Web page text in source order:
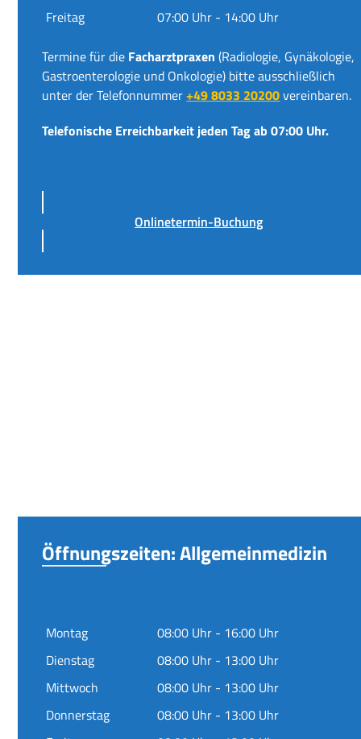
Freitag
07:00 Uhr - 14:00 Uhr
Termine für die Facharztpraxen (Radiologie, Gynäkologie,
Gastroenterologie und Onkologie) bitte ausschließlich
unter der Telefonnummer+49 8033 20200vereinbaren.
Telefonische Erreichbarkeit jeden Tag ab 07:00 Uhr.
Onlinetermin-Buchung
Öffnungszeiten: Allgemeinmedizin
Montag
08:00 Uhr - 16:00 Uhr
Dienstag
08:00 Uhr - 13:00 Uhr
Mittwoch
08:00 Uhr - 13:00 Uhr
Donnerstag
08:00 Uhr - 13:00 Uhr